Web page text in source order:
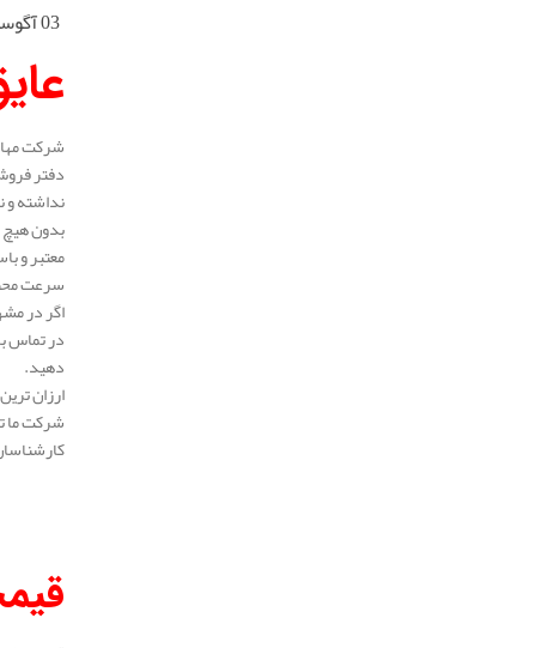
03 آگوست 2025
شرکت
دفتر
نداشته
بدون هیچ
معتبر و
سرعت
اگر در
در تماس
دهید.
ارزان
شرکت ما